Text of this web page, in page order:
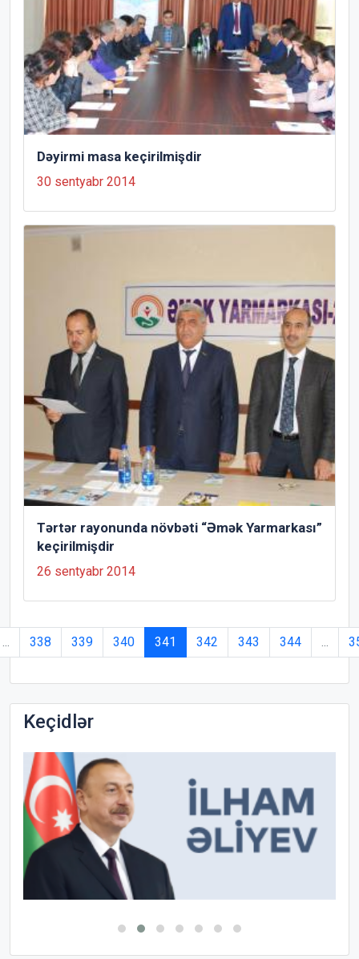
Dəyirmi masa keçirilmişdir
30 sentyabr 2014
Tərtər rayonunda növbəti “Əmək Yarmarkası”
keçirilmişdir
26 sentyabr 2014
... 338 339 340 341 342 343 344 ...
Keçidlər